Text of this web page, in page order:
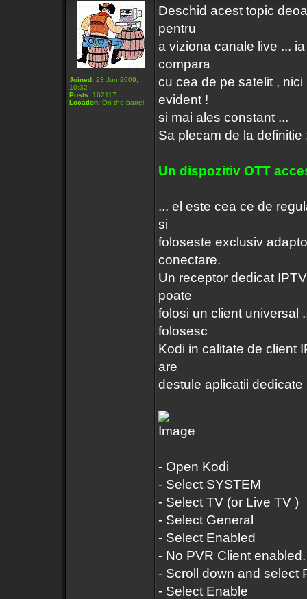
Joined: 23 Jun 2009,
10:32
Posts: 162117
Location: On the barrel
Deschid acest topic
pentru
a viziona canale live ...
compara
cu cea de pe satelit ,
evident !
si mai ales constant ...
Sa plecam de la definitie
Un dispozitiv OTT
... el este cea ce de
si
foloseste exclusiv
conectare.
Un receptor dedicat
poate
folosi un client universal
folosesc
Kodi in calitate de client
are
destule aplicatii dedicate
- Open Kodi
- Select SYSTEM
- Select TV (or Live TV )
- Select General
- Select Enabled
- No PVR Client
- Scroll down and select
- Select Enable